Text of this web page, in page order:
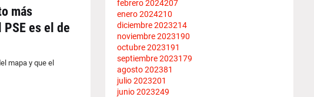
más
es el de
mapa y que el
febrero 2024207
enero 2024210
diciembre 2023214
noviembre 2023190
octubre 2023191
septiembre 2023179
agosto 202381
julio 2023201
junio 2023249